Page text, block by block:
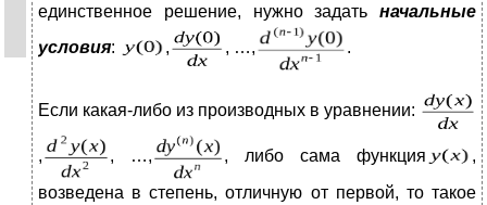
единственное решение, нужно задать начальные
условия: , , …, .
Если какая-либо из производных в уравнении:
, , …, , либо сама функция ,
возведена в степень, отличную от первой, то такое